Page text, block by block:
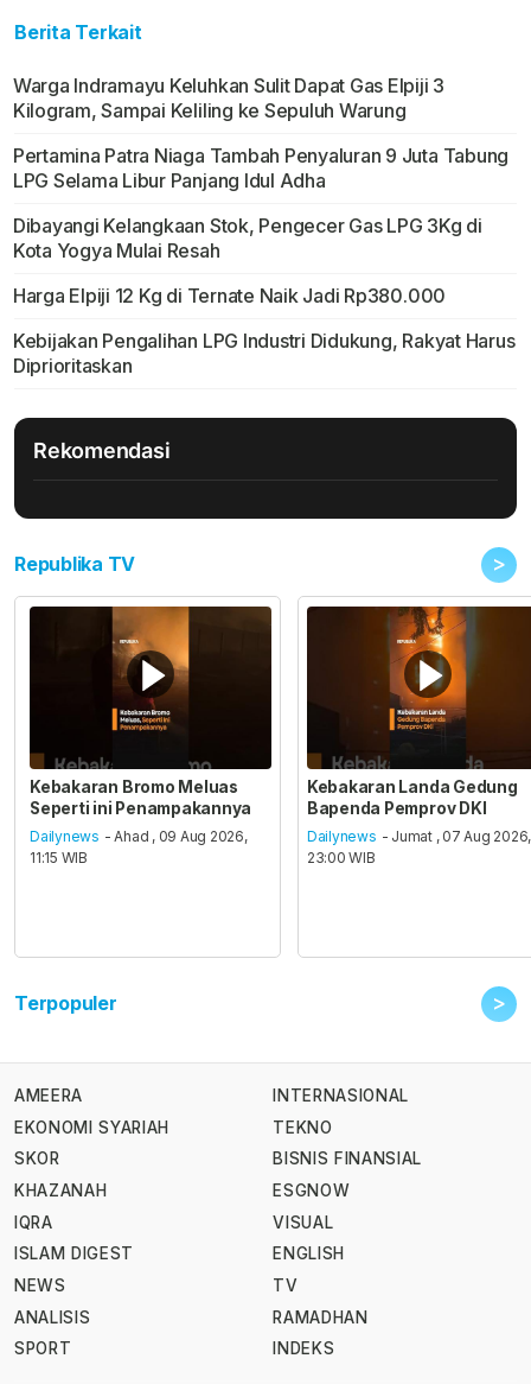
Berita Terkait
Warga Indramayu Keluhkan Sulit Dapat Gas Elpiji 3
Kilogram, Sampai Keliling ke Sepuluh Warung
Pertamina Patra Niaga Tambah Penyaluran 9 Juta Tabung
LPG Selama Libur Panjang Idul Adha
Dibayangi Kelangkaan Stok, Pengecer Gas LPG 3Kg di
Kota Yogya Mulai Resah
Harga Elpiji 12 Kg di Ternate Naik Jadi Rp380.000
Kebijakan Pengalihan LPG Industri Didukung, Rakyat Harus
Diprioritaskan
Rekomendasi
Republika TV >
Kebakaran Bromo Meluas
Seperti ini Penampakannya
Dailynews - Ahad , 09 Aug 2026,
11:15 WIB
Kebakaran Landa Gedung
Bapenda Pemprov DKI
Dailynews - Jumat , 07 Aug 2026,
23:00 WIB
Terpopuler >
AMEERA
EKONOMI SYARIAH
SKOR
KHAZANAH
IQRA
ISLAM DIGEST
NEWS
ANALISIS
SPORT
INTERNASIONAL
TEKNO
BISNIS FINANSIAL
ESGNOW
VISUAL
ENGLISH
TV
RAMADHAN
INDEKS